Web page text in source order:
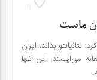
11
ماست
بداند، ایران
می‌ایستد. این تنها